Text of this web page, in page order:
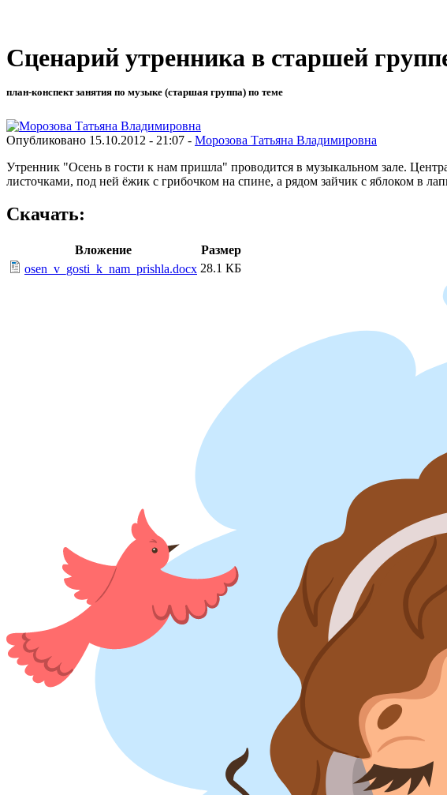
Сценарий утренника в старшей
план-конспект занятия по музыке (старшая группа) по теме
Опубликовано 15.10.2012 - 21:07 - Морозова Татьяна Владимировна
Утренник "Осень в гости к нам пришла" проводится в музыкальном зале.
листочками, под ней ёжик с грибочком на спине, а рядом зайчик с яблоком в
Скачать:
Вложение
Размер
osen_v_gosti_k_nam_prishla.docx 28.1 КБ